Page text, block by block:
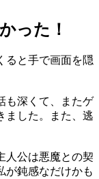
った！
ると手で画面を隠
も深くて、またゲ
ました。また、逃
人公は悪魔との契
が鈍感なだけかも